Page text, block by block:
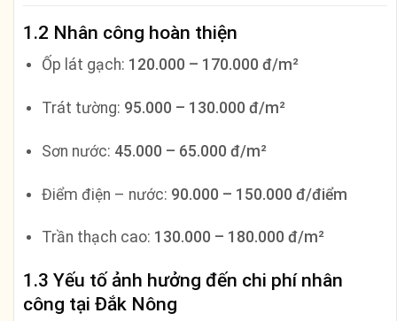
1.2 Nhân công hoàn thiện
Ốp lát gạch: 120.000 – 170.000 đ/m²
Trát tường: 95.000 – 130.000 đ/m²
Sơn nước: 45.000 – 65.000 đ/m²
Điểm điện – nước: 90.000 – 150.000 đ/điểm
Trần thạch cao: 130.000 – 180.000 đ/m²
1.3 Yếu tố ảnh hưởng đến chi phí nhân
công tại Đắk Nông